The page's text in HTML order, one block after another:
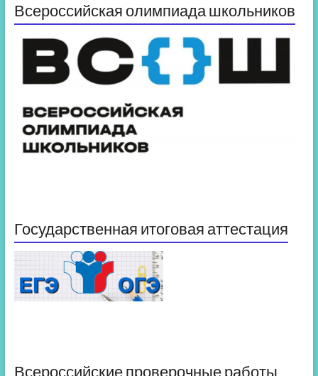
Всероссийская олимпиада школьников
Государственная итоговая аттестация
Всероссийские проверочные работы